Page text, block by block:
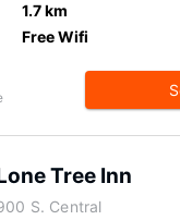
1.7 km
Free Wifi
Tree Inn
S. Central